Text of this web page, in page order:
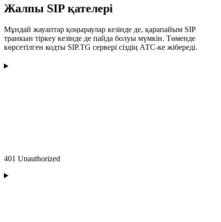
Жалпы SIP қателері
Мұндай жауаптар қоңыраулар кезінде де, қарапайым SIP
транкын тіркеу кезінде де пайда болуы мүмкін. Төменде
көрсетілген кодты SIP.TG сервері сіздің АТС-ке жібереді.
401 Unauthorized